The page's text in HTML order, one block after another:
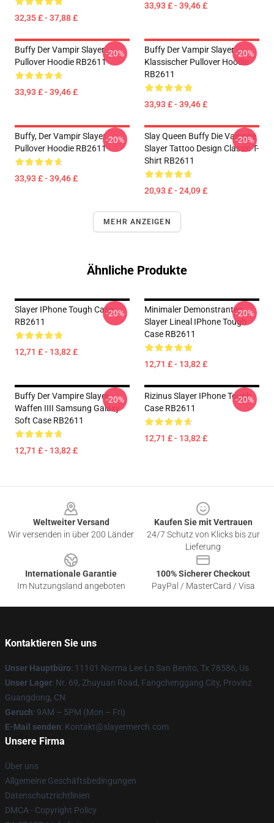
32,35 £ - 37,88 £
33,93 £ - 39,46 £
Buffy Der Vampir Slayer
Pullover Hoodie RB2611
33,93 £ - 39,46 £
-20%
Buffy Der Vampir Slayer
Klassischer Pullover Hoodie
RB2611
33,93 £ - 39,46 £
-20%
Buffy, Der Vampir Slayer
Pullover Hoodie RB2611
33,93 £ - 39,46 £
-20%
Slay Queen Buffy Die Vampire
Slayer Tattoo Design Classic T-
Shirt RB2611
20,93 £ - 24,09 £
-20%
MEHR ANZEIGEN
Ähnliche Produkte
Slayer IPhone Tough Case
RB2611
12,71 £ - 13,82 £
-20%
Minimaler Demonstranten
Slayer Lineal IPhone Tough
Case RB2611
12,71 £ - 13,82 £
-20%
Buffy Der Vampire Slayer
Waffen IIII Samsung Galaxy
Soft Case RB2611
12,71 £ - 13,82 £
-20%
Rizinus Slayer IPhone Tough
Case RB2611
12,71 £ - 13,82 £
-20%
Weltweiter Versand
Wir versenden in über 200 Länder
Kaufen Sie mit Vertrauen
24/7 Schutz von Klicks bis zur
Lieferung
Internationale Garantie
Im Nutzungsland angeboten
100% Sicherer Checkout
PayPal / MasterCard / Visa
Kontaktieren Sie uns
Unser Hauptbüro: 11101 Norma Lee Ln San Benito, Tx 78586, Us
Unser Lager: Nr. 69, Zhuyuan Road, Fangchenggang City, Provinz
Guangdong, CN
Geruch: 9AM – 5PM (Mon – Fri)
E-Mail senden: Kontakt@slayermerch.com
Unsere Firma
Über uns
Allgemeine Geschäftsbedingungen
Datenschutzrichtlinien
DMCA - Copyright Policy